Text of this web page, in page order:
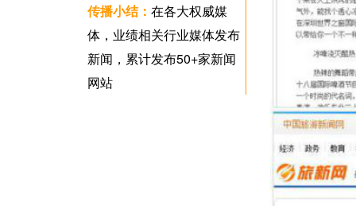
传播小结： 在各大权威媒
体，业绩相关行业媒体发布
新闻，累计发布50+家新闻
网站